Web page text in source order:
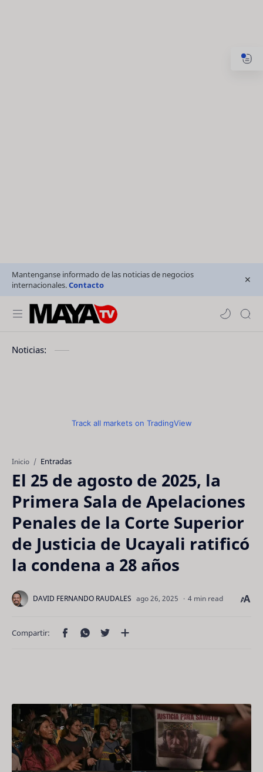
Mantenganse informado de las noticias de negocios
internacionales.Contacto
Noticias:
Track all markets on TradingView
Inicio Entradas
El 25 de agosto de 2025, la
Primera Sala de Apelaciones
Penales de la Corte Superior
de Justicia de Ucayali ratificó
la condena a 28 años
4 min read